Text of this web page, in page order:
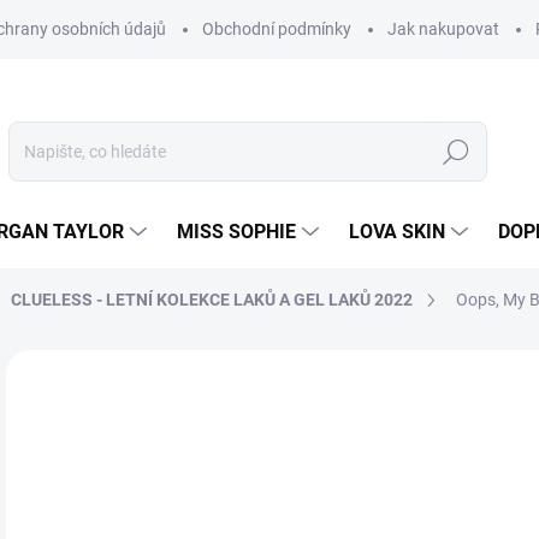
osobních údajů Obchodní podmínky Jak nakupovat
Hledat
TAYLOR MISS SOPHIE LOVA SKIN
CLUELESS - LETNÍ KOLEKCE LAKŮ A GEL LAKŮ 2022 Oops, My